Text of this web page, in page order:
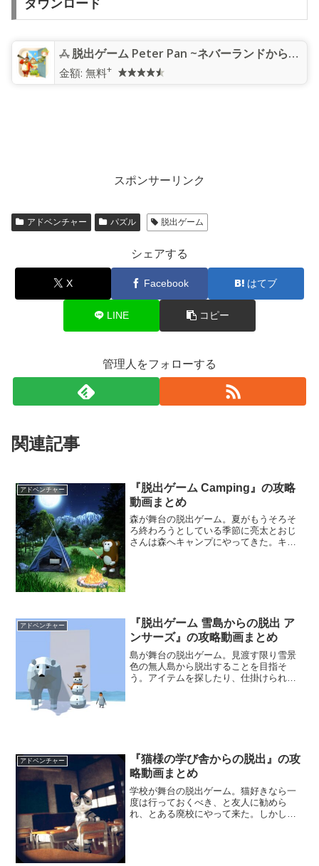
ダウンロード
脱出ゲーム Peter Pan ~ネバーランドからの脱出~
金額: 無料+
スポンサーリンク
アドベンチャー パズル 脱出ゲーム
シェアする
X Facebook はてブ
LINE コピー
管理人をフォローする
関連記事
アドベンチャー
『脱出ゲーム Camping』の攻略
動画まとめ
森が舞台の脱出ゲーム。夏がもうそろそ
ろ終わろうとしている季節に亮太とおじ
さんは森へキャンプにやってきた。キャ
アドベンチャー
『脱出ゲーム 雪島からの脱出 ア
ンサーズ』の攻略動画まとめ
島が舞台の脱出ゲーム。見渡す限り雪景
色の無人島から脱出することを目指そ
う。アイテムを探したり、仕掛けられて
アドベンチャー
『猫様の学び舎からの脱出』の攻
略動画まとめ
学校が舞台の脱出ゲーム。猫好きなら一
度は行っておくべき、と友人に勧めら
れ、とある廃校にやって来た。しかし、